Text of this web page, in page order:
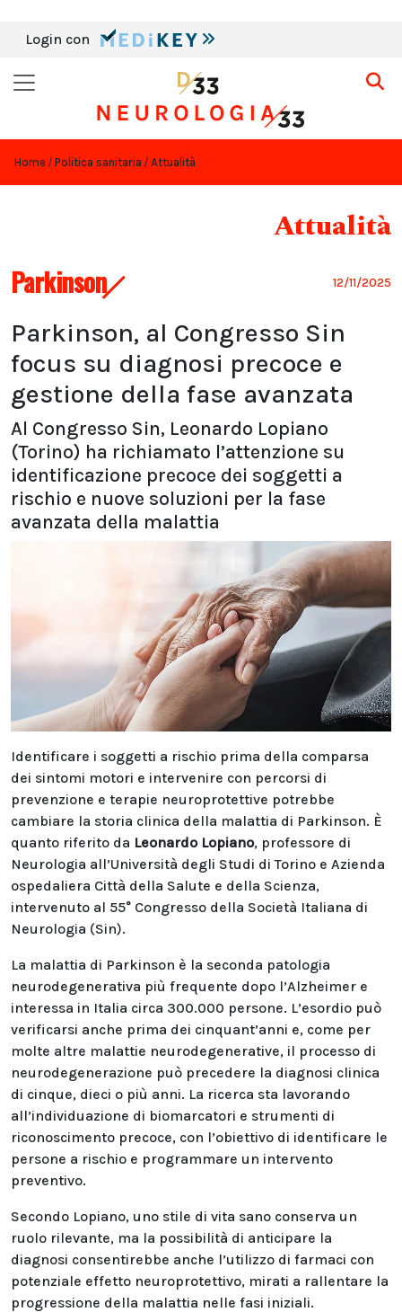
Login con
Home Politica sanitaria Attualità
Attualità
Parkinson 12/11/2025
Parkinson, al Congresso Sin
focus su diagnosi precoce e
gestione della fase avanzata
Al Congresso Sin, Leonardo Lopiano
(Torino) ha richiamato l’attenzione su
identificazione precoce dei soggetti a
rischio e nuove soluzioni per la fase
avanzata della malattia
Identificare i soggetti a rischio prima della comparsa
dei sintomi motori e intervenire con percorsi di
prevenzione e terapie neuroprotettive potrebbe
cambiare la storia clinica della malattia di Parkinson. È
quanto riferito da Leonardo Lopiano, professore di
Neurologia all’Università degli Studi di Torino e Azienda
ospedaliera Città della Salute e della Scienza,
intervenuto al 55° Congresso della Società Italiana di
Neurologia (Sin).
La malattia di Parkinson è la seconda patologia
neurodegenerativa più frequente dopo l’Alzheimer e
interessa in Italia circa 300.000 persone. L’esordio può
verificarsi anche prima dei cinquant’anni e, come per
molte altre malattie neurodegenerative, il processo di
neurodegenerazione può precedere la diagnosi clinica
di cinque, dieci o più anni. La ricerca sta lavorando
all’individuazione di biomarcatori e strumenti di
riconoscimento precoce, con l’obiettivo di identificare le
persone a rischio e programmare un intervento
preventivo.
Secondo Lopiano, uno stile di vita sano conserva un
ruolo rilevante, ma la possibilità di anticipare la
diagnosi consentirebbe anche l’utilizzo di farmaci con
potenziale effetto neuroprotettivo, mirati a rallentare la
progressione della malattia nelle fasi iniziali.